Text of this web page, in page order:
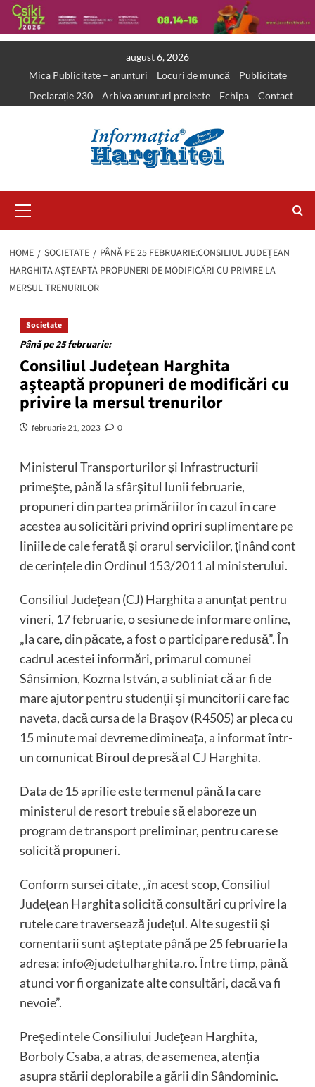
august 6, 2026
Mica Publicitate – anunțuri
Locuri de muncă
Publicitate
Declarație 230
Arhiva anunturi proiecte Echipa Contact
Menu
HOME SOCIETATE
PÂNĂ PE 25 FEBRUARIE:CONSILIUL JUDEȚEAN
HARGHITA AŞTEAPTĂ PROPUNERI DE MODIFICĂRI CU PRIVIRE LA
MERSUL TRENURILOR
Societate
Până pe 25 februarie:
Consiliul Județean Harghita
aşteaptă propuneri de modificări cu
privire la mersul trenurilor
februarie 21, 2023 0
Ministerul Transporturilor şi Infrastructurii
primeşte, până la sfârşitul lunii februarie,
propuneri din partea primăriilor în cazul în care
acestea au solicitări privind opriri suplimentare pe
liniile de cale ferată şi orarul serviciilor, ținând cont
de cerințele din Ordinul 153/2011 al ministerului.
Consiliul Județean (CJ) Harghita a anunțat pentru
vineri, 17 februarie, o sesiune de informare online,
„la care, din păcate, a fost o participare redusă”. În
cadrul acestei informări, primarul comunei
Sânsimion, Kozma István, a subliniat că ar fi de
mare ajutor pentru studenții şi muncitorii care fac
naveta, dacă cursa de la Braşov (R4505) ar pleca cu
15 minute mai devreme dimineața, a informat într-
un comunicat Biroul de presă al CJ Harghita.
Data de 15 aprilie este termenul până la care
ministerul de resort trebuie să elaboreze un
program de transport preliminar, pentru care se
solicită propuneri.
Conform sursei citate, „în acest scop, Consiliul
Județean Harghita solicită consultări cu privire la
rutele care traversează județul. Alte sugestii şi
comentarii sunt aşteptate până pe 25 februarie la
adresa: info@judetulharghita.ro. Între timp, până
atunci vor fi organizate alte consultări, dacă va fi
nevoie”.
Preşedintele Consiliului Județean Harghita,
Borboly Csaba, a atras, de asemenea, atenția
asupra stării deplorabile a gării din Sândominic.